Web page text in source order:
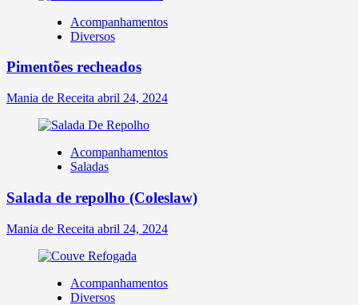
Acompanhamentos
Diversos
Pimentões recheados
Mania de Receita abril 24, 2024
Acompanhamentos
Saladas
Salada de repolho (Coleslaw)
Mania de Receita abril 24, 2024
Acompanhamentos
Diversos